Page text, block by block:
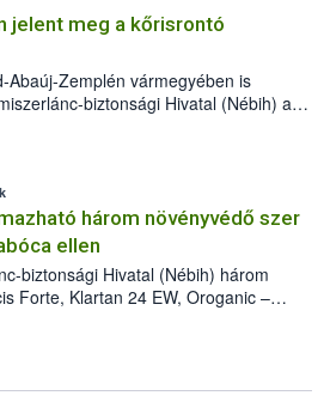
jelent meg a kőrisrontó
Abaúj-Zemplén vármegyében is
biztonsági Hivatal (Nébih) a
(Agrilus planipennis) jelenlétét. A
találták meg, de már fertőzött
az intézkedéseket a szlovák
a terjedés megállítása érdekében.
három növényvédő szer
ellen
biztonsági Hivatal (Nébih) három
Forte, Klartan 24 EW, Oroganic –
így azok a szüretet követően,
(BBCH 91) stádiumáig
lehetőség a károsító elleni további